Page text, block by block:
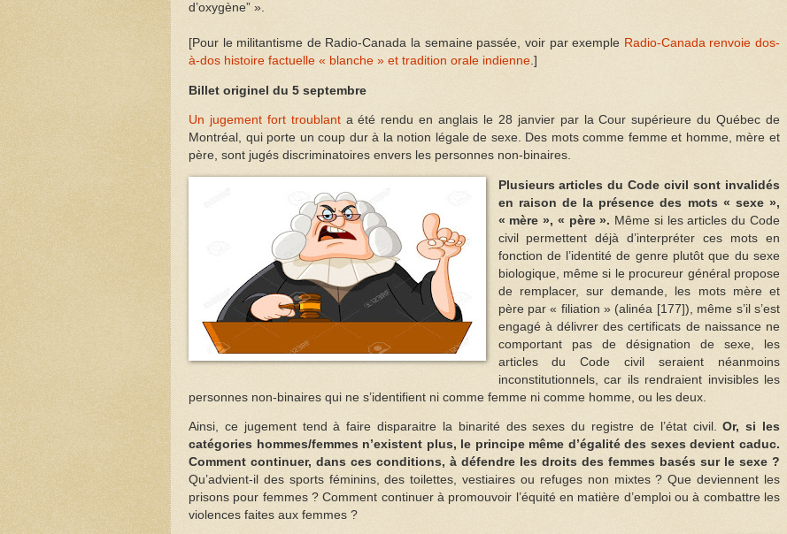
d’oxygène” ».
[Pour le militantisme de Radio-Canada la semaine passée, voir par exemple Radio-Canada renvoie dos-
à-dos histoire factuelle « blanche » et tradition orale indienne.]
Billet originel du 5 septembre
Un jugement fort troublant a été rendu en anglais le 28 janvier par la Cour supérieure du Québec de
Montréal, qui porte un coup dur à la notion légale de sexe. Des mots comme femme et homme, mère et
père, sont jugés discriminatoires envers les personnes non-binaires.
Plusieurs articles du Code civil sont invalidés
en raison de la présence des mots « sexe »,
« mère », « père ». Même si les articles du Code
civil permettent déjà d’interpréter ces mots en
fonction de l’identité de genre plutôt que du sexe
biologique, même si le procureur général propose
de remplacer, sur demande, les mots mère et
père par « filiation » (alinéa [177]), même s’il s’est
engagé à délivrer des certificats de naissance ne
comportant pas de désignation de sexe, les
articles du Code civil seraient néanmoins
inconstitutionnels, car ils rendraient invisibles les
personnes non-binaires qui ne s’identifient ni comme femme ni comme homme, ou les deux.
Ainsi, ce jugement tend à faire disparaitre la binarité des sexes du registre de l’état civil.Or, si les
catégories hommes/femmes n’existent plus, le principe même d’égalité des sexes devient caduc.
Comment continuer, dans ces conditions, à défendre les droits des femmes basés sur le sexe ?
Qu’advient-il des sports féminins, des toilettes, vestiaires ou refuges non mixtes ? Que deviennent les
prisons pour femmes ? Comment continuer à promouvoir l’équité en matière d’emploi ou à combattre les
violences faites aux femmes ?